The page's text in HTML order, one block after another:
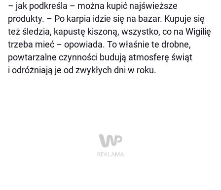
– jak podkreśla – można kupić najświeższe
produkty. – Po karpia idzie się na bazar. Kupuje się
też śledzia, kapustę kiszoną, wszystko, co na Wigilię
trzeba mieć – opowiada. To właśnie te drobne,
powtarzalne czynności budują atmosferę świąt
i odróżniają je od zwykłych dni w roku.